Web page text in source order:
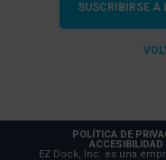
SUSCRIBIRSE A
POLÍTICA DE
ACCESIBILIDAD
EZ Dock, Inc. es una